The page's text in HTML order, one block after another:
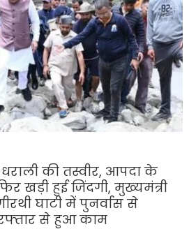
की तस्वीर, आपदा के
खड़ी हुई जिंदगी, मुख्यमंत्री
घाटी में पुनर्वास से
से हुआ काम